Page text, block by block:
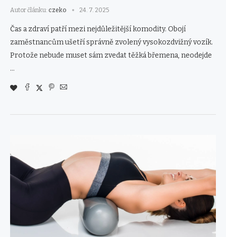
Autor článku: czeko 24. 7. 2025
Čas a zdraví patří mezi nejdůležitější komodity. Obojí
zaměstnancům ušetří správně zvolený vysokozdvižný vozík.
Protože nebude muset sám zvedat těžká břemena, neodejde
…